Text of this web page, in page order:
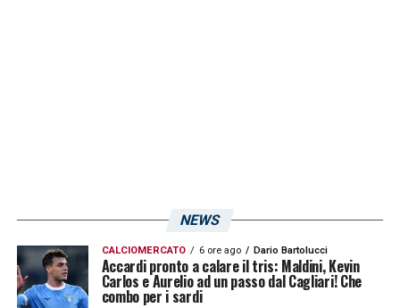
NEWS
CALCIOMERCATO 6 ore ago Dario Bartolucci
Accardi pronto a calare il tris: Maldini, Kevin
Carlos e Aurelio ad un passo dal Cagliari! Che
combo per i sardi